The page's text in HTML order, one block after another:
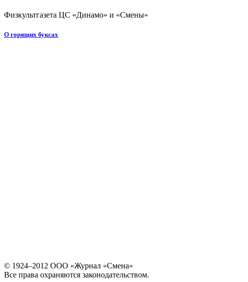
Физкультгазета ЦС «Динамо» и «Смены»
О горящих буксах
© 1924–2012 ООО «Журнал «Смена»
Все права охраняются законодательством.